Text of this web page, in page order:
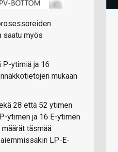
saatu myös
ytimiä ja 16
mukaan
28 että 52 ytimen
ytimen ja 16 E-ytimen
täsmää
LP-E-